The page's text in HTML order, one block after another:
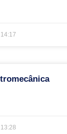
14:17
13:28